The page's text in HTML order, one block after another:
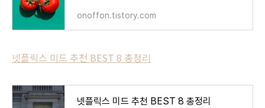
onoffon.tistory.com
넷플릭스 미드 추천 BEST 8 총정리
넷플릭스 미드 추천 BEST 8 총정리